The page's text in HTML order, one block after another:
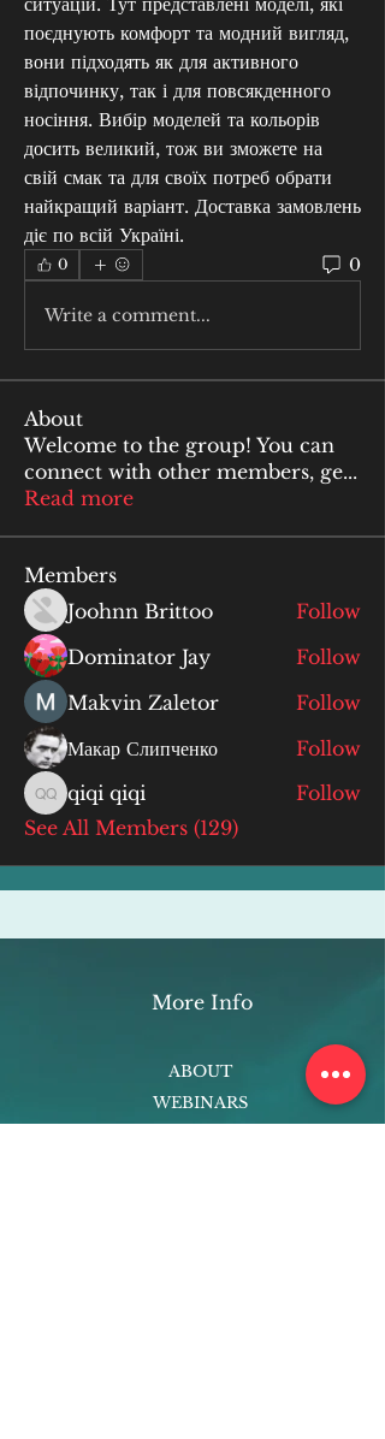
поєднують комфорт та модний вигляд,
вони підходять як для активного
відпочинку, так і для повсякденного
носіння. Вибір моделей та кольорів
досить великий, тож ви зможете на
свій смак та для своїх потреб обрати
найкращий варіант. Доставка замовлень
діє по всій Україні.
0 0
Write a comment...
About
Welcome to the group! You can
connect with other members, ge...
Read more
Members
Joohnn Brittoo
Follow
Dominator Jay
Follow
Makvin Zaletor
Follow
Макар Слипченко
Follow
qiqi qiqi
qiqi qiqi
Follow
See All Members (129)
More Info
ABOUT
WEBINARS